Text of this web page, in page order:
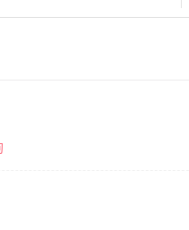
如何饲养宠
兔子的视力